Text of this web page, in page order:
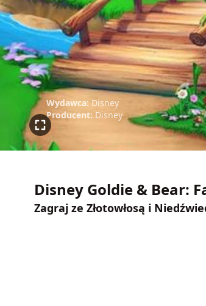
Wydawca: Disney
Producent: Disney
Disney Goldie & Bear:
Zagraj ze Złotowłosą i